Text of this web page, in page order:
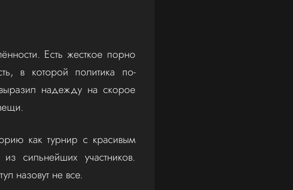
Есть жесткое порно
в которой политика по-
надежду на скорое
как турнир с красивым
сильнейших участников.
назовут не все.